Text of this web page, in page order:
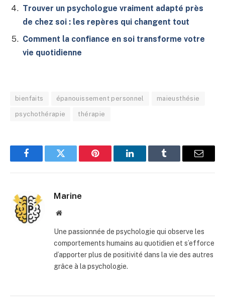
Trouver un psychologue vraiment adapté près
de chez soi : les repères qui changent tout
Comment la confiance en soi transforme votre
vie quotidienne
bienfaits épanouissement personnel maieusthésie
psychothérapie thérapie
FacebookTwitter Pinterest LinkedInTumblr
E-
Marine
Site
Une passionnée de psychologie qui observe les
comportements humains au quotidien et s’efforce
d’apporter plus de positivité dans la vie des autres
grâce à la psychologie.